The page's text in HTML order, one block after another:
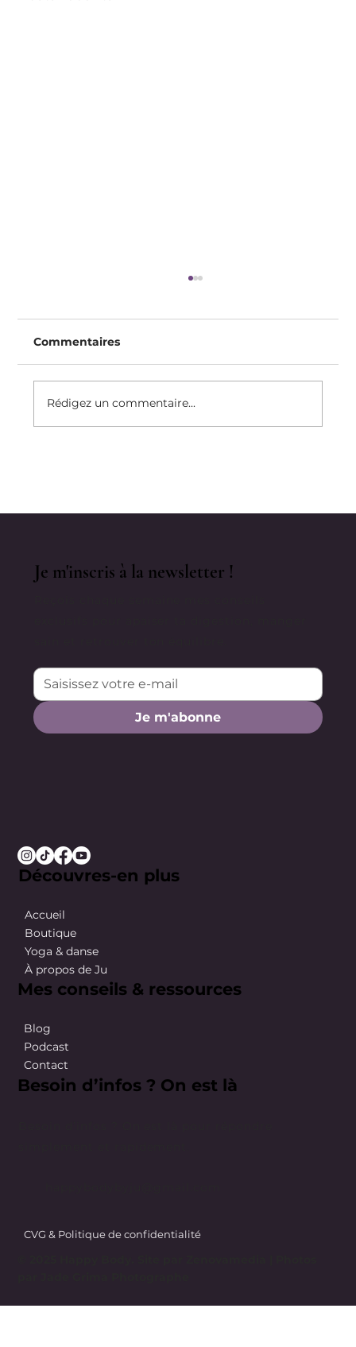
Commentaires
Rédigez un commentaire...
Je m'abonne
Je m'inscris à la newsletter !
CVG & Politique de confidentialité
Découvres-en plus
Accueil
Boutique
Yoga & danse
À propos de Ju
Mes conseils & ressources
Blog
Podcast
Contact
Besoin d’infos ? On est là